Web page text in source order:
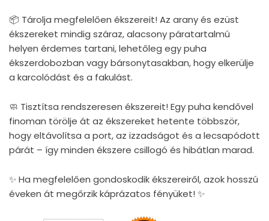
📦 Tárolja megfelelően ékszereit! Az arany és ezüst
ékszereket mindig száraz, alacsony páratartalmú
helyen érdemes tartani, lehetőleg egy puha
ékszerdobozban vagy bársonytasakban, hogy elkerülje
a karcolódást és a fakulást.
🧼 Tisztítsa rendszeresen ékszereit! Egy puha kendővel
finoman törölje át az ékszereket hetente többször,
hogy eltávolítsa a port, az izzadságot és a lecsapódott
párát – így minden ékszere csillogó és hibátlan marad.
✨ Ha megfelelően gondoskodik ékszereiről, azok hosszú
éveken át megőrzik káprázatos fényüket! ✨